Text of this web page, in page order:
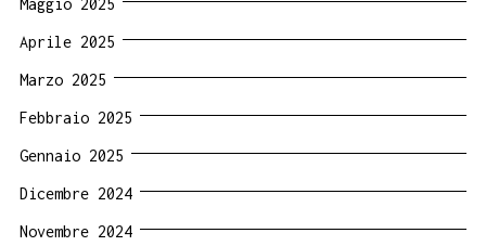
Aprile 2025
Marzo 2025
Febbraio 2025
Gennaio 2025
Dicembre 2024
Novembre 2024